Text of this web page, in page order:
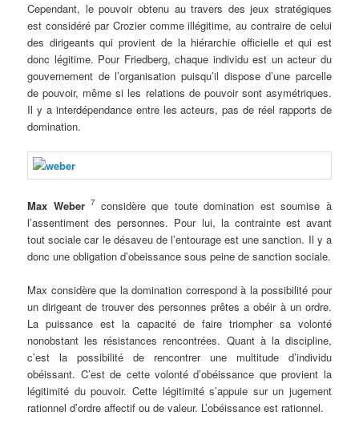
Cependant, le pouvoir obtenu au travers des jeux stratégiques
est considéré par Crozier comme illégitime, au contraire de celui
des dirigeants qui provient de la hiérarchie officielle et qui est
donc légitime. Pour Friedberg, chaque individu est un acteur du
gouvernement de l’organisation puisqu’il dispose d’une parcelle
de pouvoir, même si les relations de pouvoir sont asymétriques.
Il y a interdépendance entre les acteurs, pas de réel rapports de
domination.
Max Weber7 considère que toute domination est soumise à
l’assentiment des personnes. Pour lui, la contrainte est avant
tout sociale car le désaveu de l’entourage est une sanction. Il y a
donc une obligation d’obeissance sous peine de sanction sociale.
Max considère que la domination correspond à la possibilité pour
un dirigeant de trouver des personnes prêtes a obéir à un ordre.
La puissance est la capacité de faire triompher sa volonté
nonobstant les résistances rencontrées. Quant à la discipline,
c’est la possibilité de rencontrer une multitude d’individu
obéissant. C’est de cette volonté d’obéissance que provient la
légitimité du pouvoir. Cette légitimité s’appuie sur un jugement
rationnel d’ordre affectif ou de valeur. L’obéissance est rationnel.